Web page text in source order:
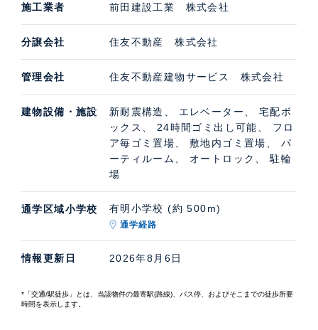
施工業者 前田建設工業 株式会社
分譲会社 住友不動産 株式会社
管理会社 住友不動産建物サービス 株式会社
建物設備・施設
新耐震構造、 エレベーター、 宅配ボ
ックス、 24時間ゴミ出し可能、 フロ
ア毎ゴミ置場、 敷地内ゴミ置場、 パ
ーティルーム、 オートロック、 駐輪
場
通学区域小学校 有明小学校 (約 500m)
通学経路
情報更新日 2026年8月6日
*「交通/駅徒歩」とは、当該物件の最寄駅(路線)、バス停、およびそこまでの徒歩所要
時間を表示します。